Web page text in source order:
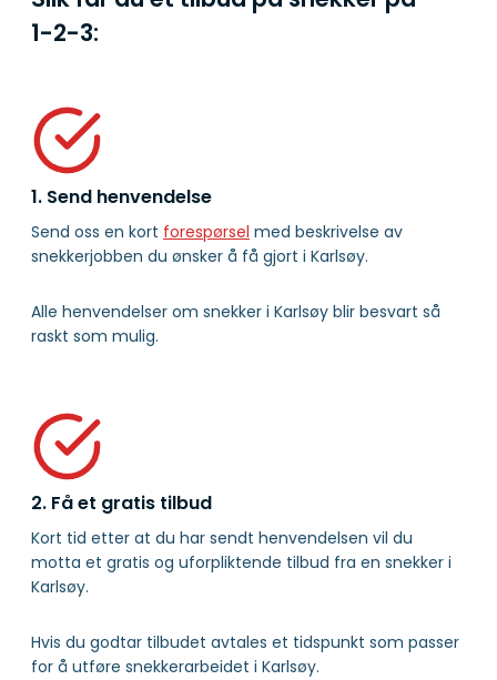
1-2-3:
1. Send henvendelse
Send oss en kort forespørsel med beskrivelse av
snekkerjobben du ønsker å få gjort i Karlsøy.
Alle henvendelser om snekker i Karlsøy blir besvart så
raskt som mulig.
2. Få et gratis tilbud
Kort tid etter at du har sendt henvendelsen vil du
motta et gratis og uforpliktende tilbud fra en snekker i
Karlsøy.
Hvis du godtar tilbudet avtales et tidspunkt som passer
for å utføre snekkerarbeidet i Karlsøy.